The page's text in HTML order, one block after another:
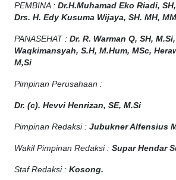
PEMBINA : Dr.H.Muhamad Eko Riadi,
Drs. H. Edy Kusuma Wijaya, SH. MH, MM
PANASEHAT : Dr. R. Warman Q, SH,
Waqkimansyah, S.H, M.Hum, MSc,
M,Si
Pimpinan Perusahaan :
Dr. (c). Hevvi Henrizan, SE, M.Si
Pimpinan Redaksi : Jubukner Alfensius
Wakil Pimpinan Redaksi : Supar Hendar
Staf Redaksi : Kosong.